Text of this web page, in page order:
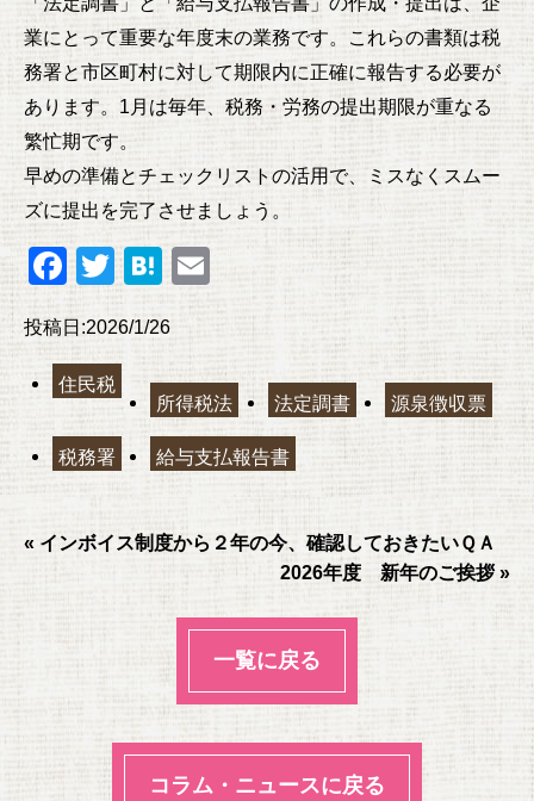
業にとって重要な年度末の業務です。これらの書類は税
務署と市区町村に対して期限内に正確に報告する必要が
あります。1月は毎年、税務・労務の提出期限が重なる
繁忙期です。
早めの準備とチェックリストの活用で、ミスなくスムー
ズに提出を完了させましょう。
F
c
e
b
o
k
T
wi
tt
er
H
at
e
n
a
投稿日:2026/1/26
住民税
所得税法
法定調書 源泉徴収票
税務署 給与支払報告書
« インボイス制度から２年の今、確認しておきたいＱＡ
2026年度 新年のご挨拶 »
一覧に戻る
コラム・ニュースに戻る